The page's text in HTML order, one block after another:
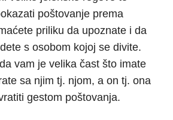
poštovanje prema
priliku da upoznate i da
s osobom kojoj se divite.
vam je velika čast što imate
sa njim tj. njom, a on tj. ona
gestom poštovanja.